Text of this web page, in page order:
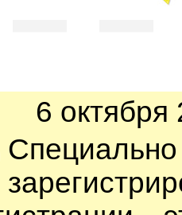
6 октября
Специально